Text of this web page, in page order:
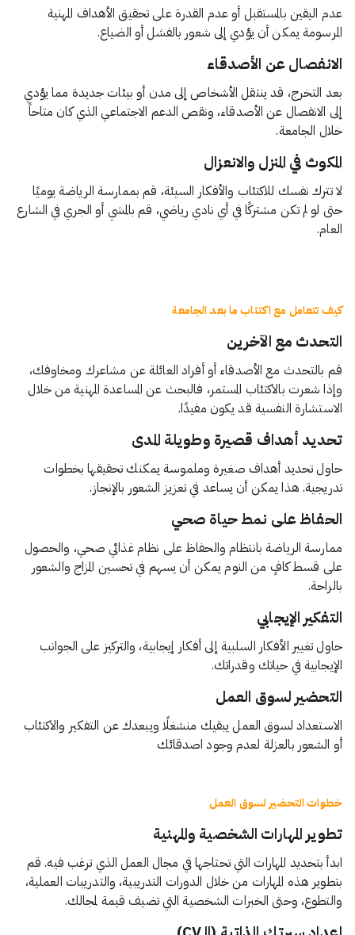
عدم اليقين بالمستقبل أو عدم القدرة على تحقيق الأهداف المهنية
المرسومة يمكن أن يؤدي إلى شعور بالفشل أو الضياع.
الانفصال عن الأصدقاء
بعد التخرج، قد ينتقل الأشخاص إلى مدن أو بيئات جديدة مما يؤدي
إلى الانفصال عن الأصدقاء، ونقص الدعم الاجتماعي الذي كان متاحاً
خلال الجامعة.
المكوث في المنزل والانعزال
لا تترك نفسك للاكتئاب والأفكار السيئة، قم بممارسة الرياضة يوميًا
حتى لو لم تكن مشتركًا في أي نادي رياضي، قم بالمشي أو الجري في الشارع
العام.
كيف تتعامل مع اكتئاب ما بعد الجامعة
التحدث مع الآخرين
قم بالتحدث مع الأصدقاء أو أفراد العائلة عن مشاعرك ومخاوفك،
وإذا شعرت بالاكتئاب المستمر، فالبحث عن المساعدة المهنية من خلال
الاستشارة النفسية قد يكون مفيدًا.
تحديد أهداف قصيرة وطويلة المدى
حاول تحديد أهداف صغيرة وملموسة يمكنك تحقيقها بخطوات
تدريجية. هذا يمكن أن يساعد في تعزيز الشعور بالإنجاز.
الحفاظ على نمط حياة صحي
ممارسة الرياضة بانتظام والحفاظ على نظام غذائي صحي، والحصول
على قسط كافٍ من النوم يمكن أن يسهم في تحسين المزاج والشعور
بالراحة.
التفكير الإيجابي
حاول تغيير الأفكار السلبية إلى أفكار إيجابية، والتركيز على الجوانب
الإيجابية في حياتك وقدراتك.
التحضير لسوق العمل
الاستعداد لسوق العمل يبقيك منشغلًا ويبعدك عن التفكير والاكتئاب
أو الشعور بالعزلة لعدم وجود اصدقائك
خطوات التحضير لسوق العمل
تطوير المهارات الشخصية والمهنية
ابدأ بتحديد المهارات التي تحتاجها في مجال العمل الذي ترغب فيه. قم
بتطوير هذه المهارات من خلال الدورات التدريبية، والتدريبات العملية،
والتطوع، وحتى الخبرات الشخصية التي تضيف قيمة لمجالك.